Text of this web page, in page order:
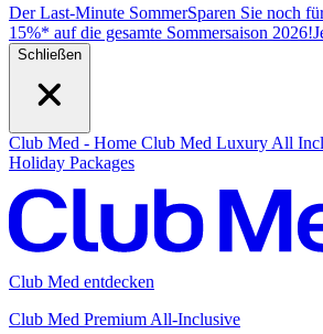
Der Last-Minute SommerSparen Sie noch
15%* auf die gesamte Sommersaison 2026!J
Schließen
Club Med - Home Club Med Luxury All
Holiday Packages
Club Med entdecken
Club Med Premium All-Inclusive